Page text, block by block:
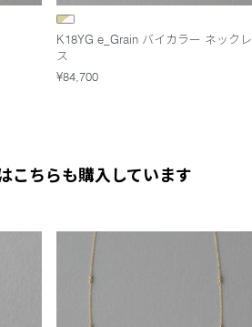
K18YG e_Grain バイカラー ネックレ
ス
¥84,700
こちらも購入しています